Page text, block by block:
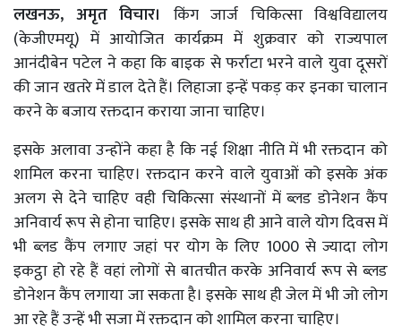
लखनऊ, अमृत विचार। किंग जार्ज चिकित्सा विश्वविद्यालय
(केजीएमयू) में आयोजित कार्यक्रम में शुक्रवार को राज्यपाल
आनंदीबेन पटेल ने कहा कि बाइक से फर्राटा भरने वाले युवा दूसरों
की जान खतरे में डाल देते हैं। लिहाजा इन्हें पकड़ कर इनका चालान
करने के बजाय रक्तदान कराया जाना चाहिए।
इसके अलावा उन्होंने कहा है कि नई शिक्षा नीति में भी रक्तदान को
शामिल करना चाहिए। रक्तदान करने वाले युवाओं को इसके अंक
अलग से देने चाहिए वही चिकित्सा संस्थानों में ब्लड डोनेशन कैंप
अनिवार्य रूप से होना चाहिए। इसके साथ ही आने वाले योग दिवस में
भी ब्लड कैंप लगाए जहां पर योग के लिए 1000 से ज्यादा लोग
इकट्ठा हो रहे हैं वहां लोगों से बातचीत करके अनिवार्य रूप से ब्लड
डोनेशन कैंप लगाया जा सकता है। इसके साथ ही जेल में भी जो लोग
आ रहे हैं उन्हें भी सजा में रक्तदान को शामिल करना चाहिए।